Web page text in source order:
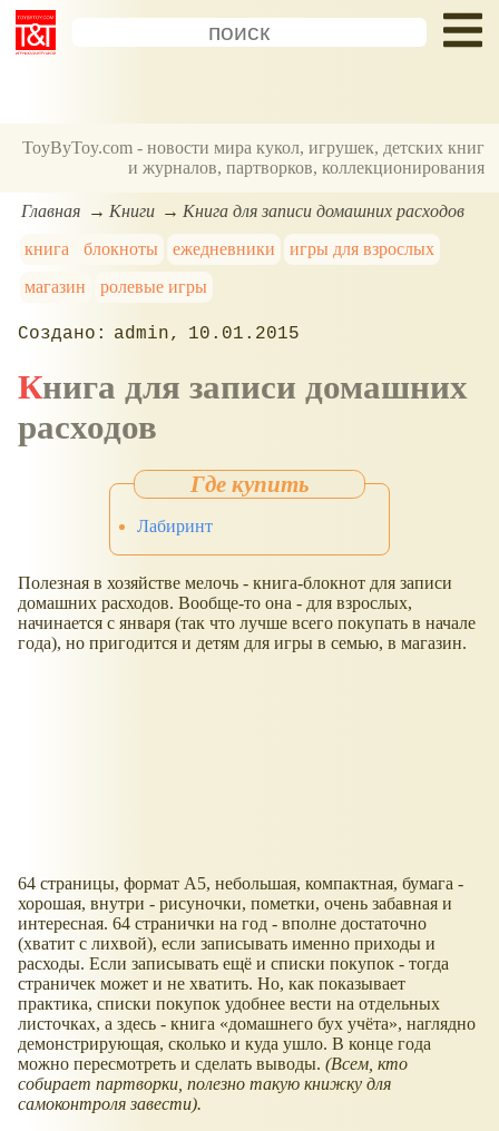
ToyByToy.com - новости мира кукол, игрушек, детских книг
и журналов, партворков, коллекционирования
Главная Книги
Книга для записи домашних расходов
книга
блокноты ежедневники
игры для взрослых
магазин
ролевые игры
admin 10.01.2015
Книга для записи домашних
расходов
Лабиринт
Полезная в хозяйстве мелочь - книга-блокнот для записи
домашних расходов. Вообще-то она - для взрослых,
начинается с января (так что лучше всего покупать в начале
года), но пригодится и детям для игры в семью, в магазин.
64 страницы, формат А5, небольшая, компактная, бумага -
хорошая, внутри - рисуночки, пометки, очень забавная и
интересная. 64 странички на год - вполне достаточно
(хватит с лихвой), если записывать именно приходы и
расходы. Если записывать ещё и списки покупок - тогда
страничек может и не хватить. Но, как показывает
практика, списки покупок удобнее вести на отдельных
листочках, а здесь - книга
домашнего бух учёта , наглядно
демонстрирующая, сколько и куда ушло. В конце года
можно пересмотреть и сделать выводы. (Всем, кто
собирает партворки, полезно такую книжку для
самоконтроля завести).